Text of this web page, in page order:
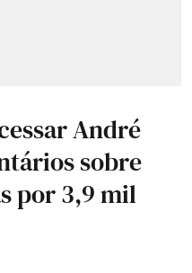
André
sobre
por 3,9 mil